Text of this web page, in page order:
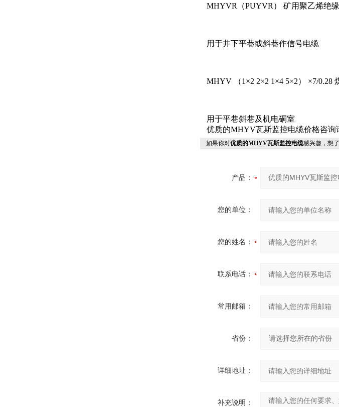
MHYVR（PUYVR） 矿用聚乙烯绝
用于井下平巷或斜巷作信号电缆
MHYV （1×2 2×2 1×4 5×2） ×7/
用于平巷斜巷及机电硐室
优质的MHYV瓦斯监控电缆价格咨询
如果你对优质的MHYV瓦斯监控电缆感兴趣，想
产品：
您的单位：
您的姓名：
联系电话：
常用邮箱：
省份：
详细地址：
补充说明：